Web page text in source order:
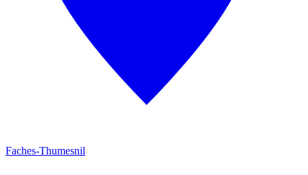
Faches-Thumesnil